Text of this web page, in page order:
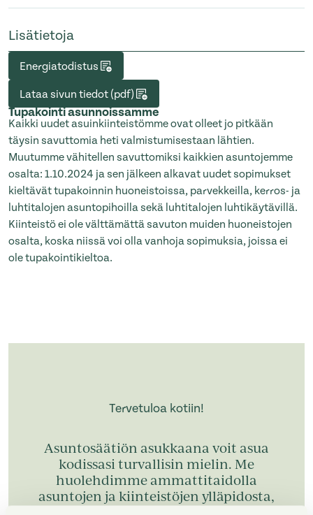
Lisätietoja
Energiatodistus
Lataa sivun tiedot (pdf)
Tupakointi asunnoissamme
Kaikki uudet asuinkiinteistömme ovat olleet jo pitkään
täysin savuttomia heti valmistumisestaan lähtien.
Muutumme vähitellen savuttomiksi kaikkien asuntojemme
osalta: 1.10.2024 ja sen jälkeen alkavat uudet sopimukset
kieltävät tupakoinnin huoneistoissa, parvekkeilla, kerros- ja
luhtitalojen asuntopihoilla sekä luhtitalojen luhtikäytävillä.
Kiinteistö ei ole välttämättä savuton muiden huoneistojen
osalta, koska niissä voi olla vanhoja sopimuksia, joissa ei
ole tupakointikieltoa.
Tervetuloa kotiin!
Asuntosäätiön asukkaana voit asua
kodissasi turvallisin mielin. Me
huolehdimme ammattitaidolla
asuntojen ja kiinteistöjen ylläpidosta,